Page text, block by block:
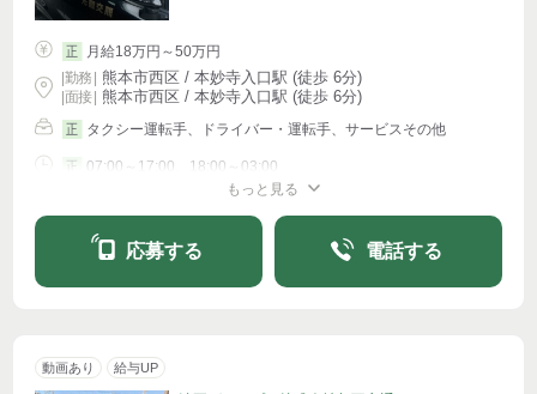
正
月給18万円～50万円
|勤務 熊本市西区 / 本妙寺入口駅 (徒歩 6分)
| 面接 | 熊本市西区 / 本妙寺入口駅 (徒歩 6分)
正 タクシー運転手、ドライバー・運転手、サービスその他
正 07:00～17:00、18:00～03:00
もっと見る
応募する 電話する
動画あり 給与UP